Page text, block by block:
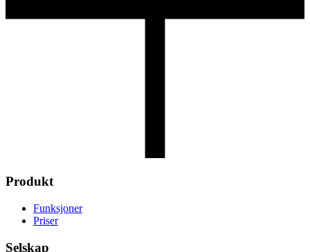
Produkt
Funksjoner
Priser
Selskap